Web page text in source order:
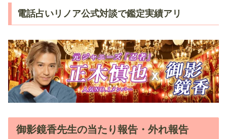
電話占いリノア公式対談で鑑定実績アリ
御影鏡香先生の当たり報告・外れ報告